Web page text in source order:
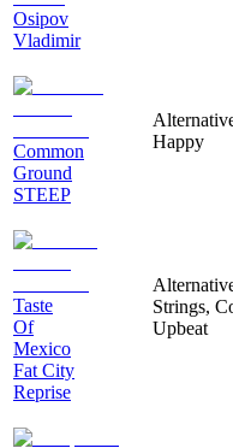
Osipov
Vladimir
Common
Ground
STEEP
Happy
Taste
Of
Mexico
Fat City
Reprise
Strings,
Upbeat